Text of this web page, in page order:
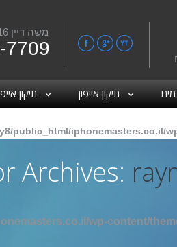
משה דיין 16 , פתח תקווה
7709FacebookGoogle+
YouTube
תיקון אייפון תיקון
public_html/iphonemasters.co.il/
Archives:
wp-content/